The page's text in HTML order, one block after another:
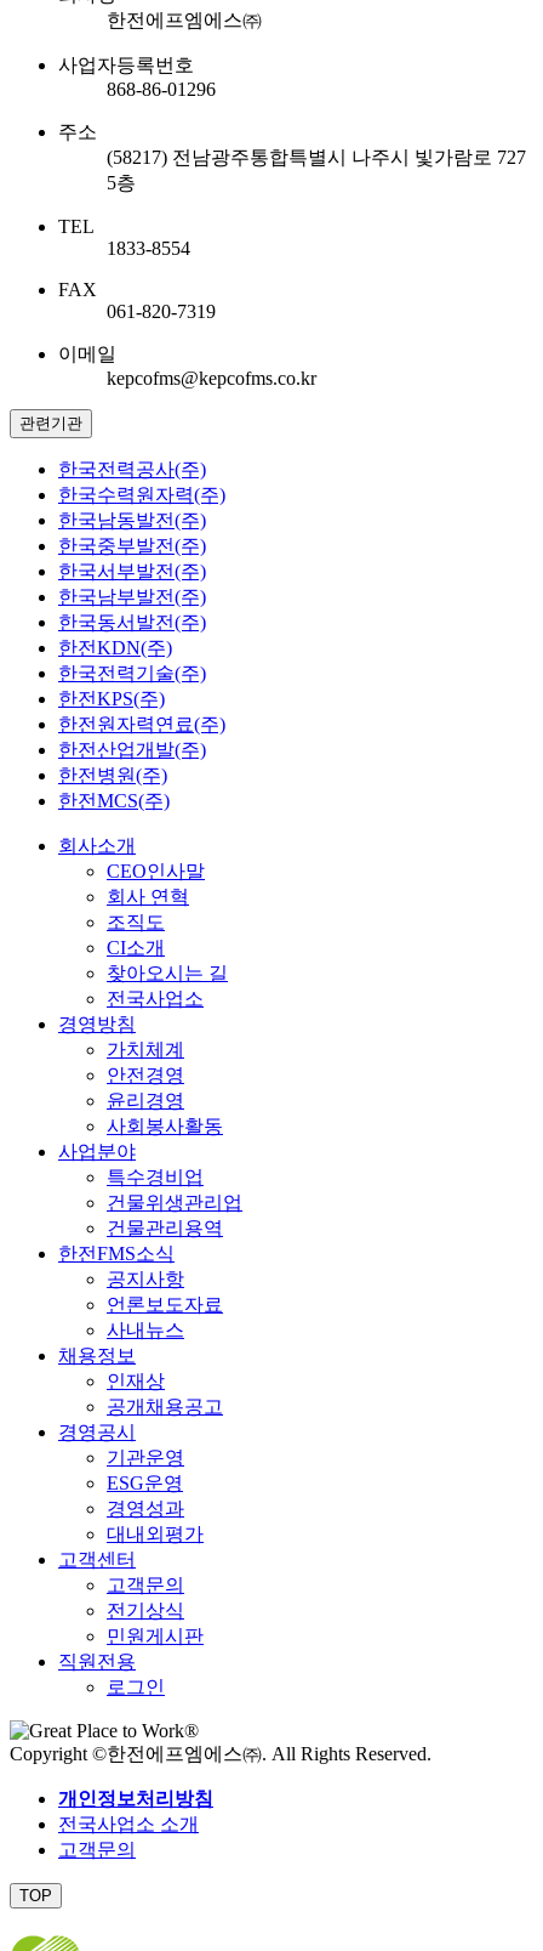
한전에프엠에스㈜
사업자등록번호
868-86-01296
주소
(58217) 전남광주통합특별시 나주시 빛가람로 727
5층
TEL
1833-8554
FAX
061-820-7319
이메일
kepcofms@kepcofms.co.kr
관련기관
한국전력공사(주)
한국수력원자력(주)
한국남동발전(주)
한국중부발전(주)
한국서부발전(주)
한국남부발전(주)
한국동서발전(주)
한전KDN(주)
한국전력기술(주)
한전KPS(주)
한전원자력연료(주)
한전산업개발(주)
한전병원(주)
한전MCS(주)
회사소개
CEO인사말
회사 연혁
조직도
CI소개
찾아오시는 길
전국사업소
경영방침
가치체계
안전경영
윤리경영
사회봉사활동
사업분야
특수경비업
건물위생관리업
건물관리용역
한전FMS소식
공지사항
언론보도자료
사내뉴스
채용정보
인재상
공개채용공고
경영공시
기관운영
ESG운영
경영성과
대내외평가
고객센터
고객문의
전기상식
민원게시판
직원전용
로그인
Copyright ©한전에프엠에스㈜. All Rights Reserved.
개인정보처리방침
전국사업소 소개
고객문의
TOP